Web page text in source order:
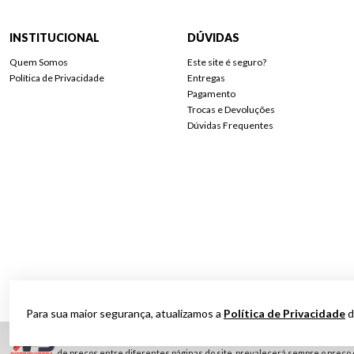
Para sua maior segurança, atualizamos a Política de Privacidade
INSTITUCIONAL
Quem Somos
Política de Privacidade
DÚVIDAS
Este site é seguro?
Entregas
Pagamento
Trocas e Devoluções
Dúvidas Frequentes